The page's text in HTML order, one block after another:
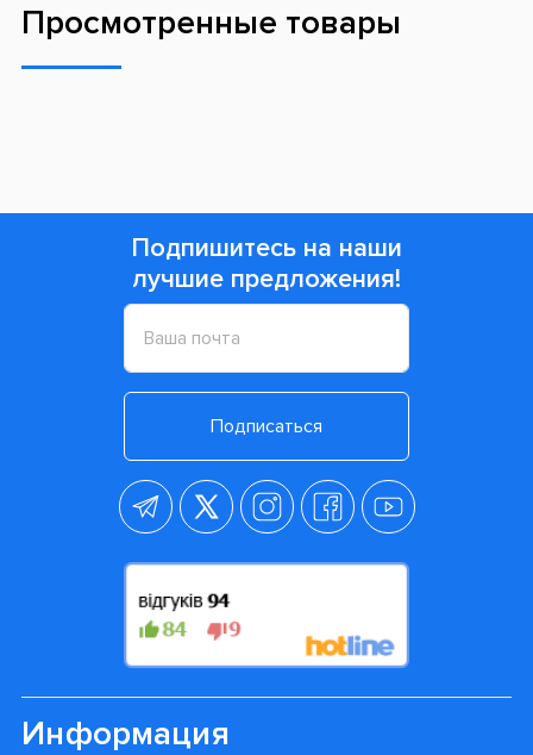
Просмотренные товары
Подпишитесь на наши
лучшие предложения!
Подписаться
Информация